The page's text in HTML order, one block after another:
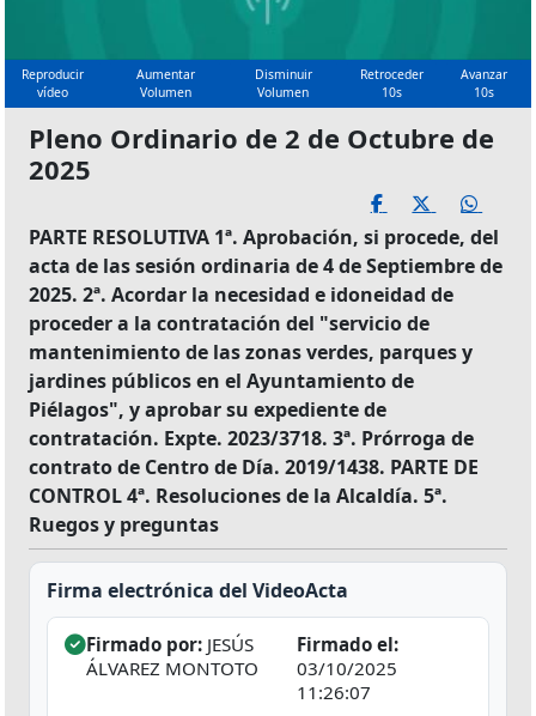
Reproducir
vídeo
Aumentar
Volumen
Disminuir
Volumen
Retroceder
10s
Avanzar
10s
Pleno Ordinario de 2 de Octubre de
2025
PARTE RESOLUTIVA 1ª. Aprobación, si procede, del
acta de las sesión ordinaria de 4 de Septiembre de
2025. 2ª. Acordar la necesidad e idoneidad de
proceder a la contratación del "servicio de
mantenimiento de las zonas verdes, parques y
jardines públicos en el Ayuntamiento de
Piélagos", y aprobar su expediente de
contratación. Expte. 2023/3718. 3ª. Prórroga de
contrato de Centro de Día. 2019/1438. PARTE DE
CONTROL 4ª. Resoluciones de la Alcaldía. 5ª.
Ruegos y preguntas
Firma electrónica del VideoActa
Firmado por: JESÚS
ÁLVAREZ MONTOTO
Firmado el:
03/10/2025
11:26:07